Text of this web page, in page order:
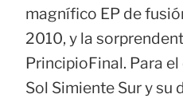
magnífico EP de
2010, y la
PrincipioFinal. Para
Sol Simiente Sur y su